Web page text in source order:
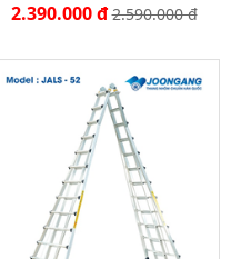
2.390.000 đ2.590.000 đ